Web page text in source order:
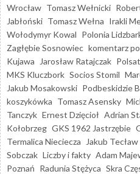
Wrocław Tomasz Wełnicki
Jabłoński Tomasz Wełna Irakli
Wołodymyr Kowal Polonia
Zagłębie Sosnowiec komentarz
Kujawa
Jarosław Ratajczak
MKS Kluczbork Socios Stomil
Jakub Mosakowski Podbeskidzie
koszykówka Tomasz Asensky
Tanczyk Ernest Dzięcioł Adrian
Kołobrzeg GKS 1962 Jastrzębie
Termalica Nieciecza
Jakub Tecław
Sobczak Liczby i fakty Adam
Poznań Radunia Stężyca Skra